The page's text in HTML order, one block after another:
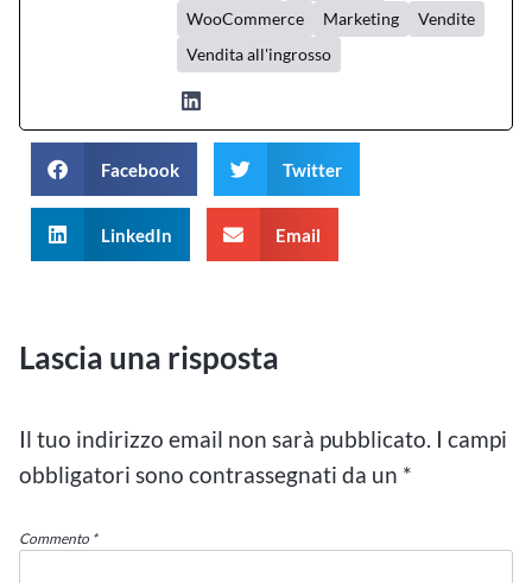
WooCommerce
Marketing
Vendite
Vendita all'ingrosso
Facebook Twitter
LinkedIn Email
Lascia una risposta
Il tuo indirizzo email non sarà pubblicato. I campi
obbligatori sono contrassegnati da un *
Commento *